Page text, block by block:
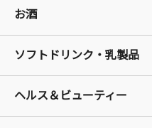
お酒
ソフトドリンク・乳製品
ヘルス＆ビューティー